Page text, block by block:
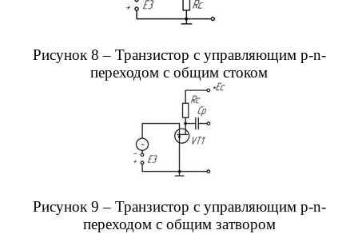
Рисунок 8 – Транзистор с управляющим p-n-
переходом с общим стоком
Рисунок 9 – Транзистор с управляющим p-n-
переходом с общим затвором